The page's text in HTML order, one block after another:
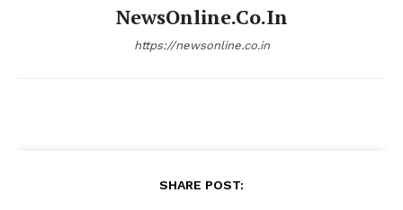
NewsOnline.co.in
https://newsonline.co.in
SHARE POST: